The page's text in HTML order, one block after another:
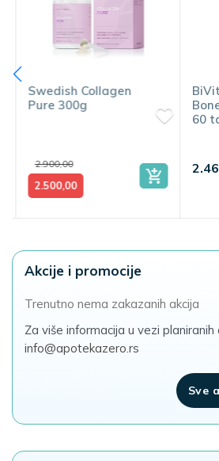
Swedish Collagen
Pure 300g
2.900,00
2.500,00
60
Akcije i promocije
Trenutno nema zakazanih akcija
Za više informacija u vezi
info@apotekazero.rs
Sve